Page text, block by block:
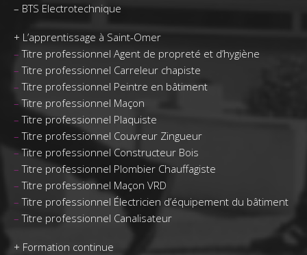
– BTS Electrotechnique
+ L’apprentissage à Saint-Omer
–Titre professionnel Agent de propreté et d’hygiène
–Titre professionnel Carreleur chapiste
–Titre professionnel Peintre en bâtiment
–Titre professionnel Maçon
–Titre professionnel Plaquiste
–Titre professionnel Couvreur Zingueur
–Titre professionnel Constructeur Bois
–Titre professionnel Plombier Chauffagiste
–Titre professionnel Maçon VRD
–Titre professionnel Électricien d’équipement du bâtiment
–Titre professionnel Canalisateur
+ Formation continue